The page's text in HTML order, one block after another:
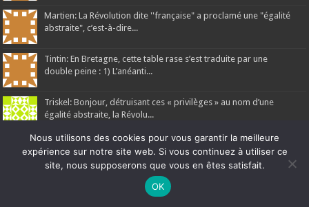
Martien: La Révolution dite ''française" a proclamé une "égalité
abstraite", c’est-à-dire...
Tintin: En Bretagne, cette table rase s’est traduite par une
double peine : 1) L’anéanti...
Triskel: Bonjour, détruisant ces « privilèges » au nom d’une
égalité abstraite, la Révolu...
Ar Gedour 2026, tous droits réservés
Ne manquez pas la nouveauté de Bernard Rio "LA REVOLUTION DES
CLIQUEZ ICI POUR EN SAVOIR PLUS
Nous utilisons des cookies pour vous garantir la meilleure
expérience sur notre site web. Si vous continuez à utiliser ce
site, nous supposerons que vous en êtes satisfait.
OK